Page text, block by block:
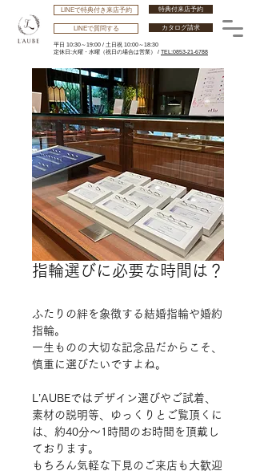
特典付来店予約
LINEで特典付き来店予約
カタログ請求
平日 10:30～19:00 / 土日祝 10:00～18:30
​定休日:火曜・水曜 （祝日の場合は営業） / TEL:0853-21-6788
LINEで質問する
指輪選びに必要な時間は？
ふたりの絆を象徴する結婚指輪や婚約
指輪。
一生ものの大切な記念品だからこそ、
慎重に選びたいですよね。
’AUBEではデザイン選びやご試着、
素材の説明等、
ゆっくりと ご覧 頂くに
は、 約40分〜 1 時間 のお時間を頂戴し
ております。
もちろん気軽な下見のご来店も大歓迎